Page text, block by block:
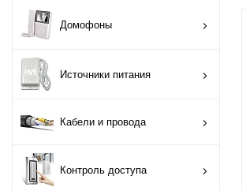
Кабели и провода
Контроль доступа
Монтажные и
расходные
Домофоны
Источники питания
Кабели и провода
Контроль доступа